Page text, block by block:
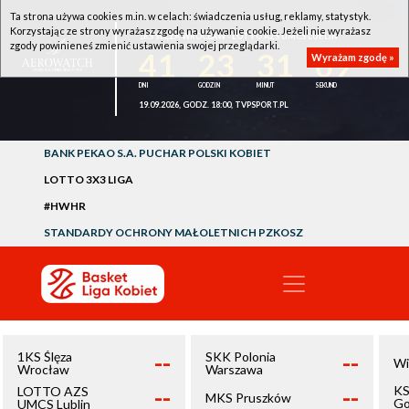
1KS ŚLĘZA WROCŁAW - LOTTO AZS UMCS LUBLIN
09
19.09.2026, GODZ. 18:00, TVPSPORT.PL
BANK PEKAO S.A. PUCHAR POLSKI KOBIET
LOTTO 3X3 LIGA
#HWHR
STANDARDY OCHRONY MAŁOLETNICH PZKOSZ
1KS Ślęza
Wrocław
--
LOTTO AZS
UMCS Lublin
--
SKK Polonia
Warszawa
--
MKS Pruszków --
Ta strona używa cookies m.in. w celach: świadczenia usług, reklamy, statystyk.
Korzystając ze strony wyrażasz zgodę na używanie cookie. Jeżeli nie wyrażasz
zgody powinieneś zmienić ustawienia swojej przeglądarki.
Wyrażam zgodę »